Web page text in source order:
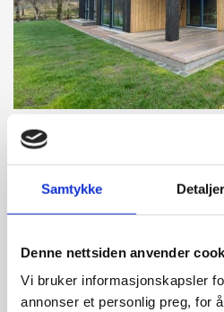
Samtykke Detaljer
Denne nettsiden anvender
Vi bruker informasjonskapsler
annonser et personlig preg, for
Arkitekttegnet
Utheimsveien 136.
Averøy.